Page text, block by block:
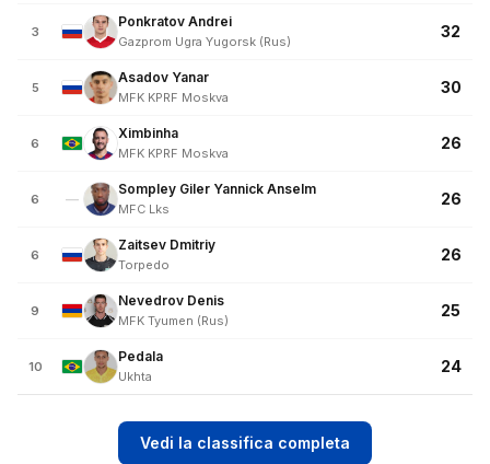
3
Ponkratov Andrei
Gazprom Ugra Yugorsk (Rus)
32
5
Asadov Yanar
MFK KPRF Moskva
30
6
Ximbinha
MFK KPRF Moskva
26
6 —
Sompley Giler Yannick Anselm
MFC Lks
26
6
Zaitsev Dmitriy
Torpedo
26
9
Nevedrov Denis
MFK Tyumen (Rus)
25
10
Pedala
Ukhta
24
Vedi la classifica completa